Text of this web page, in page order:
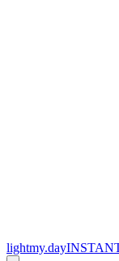
lightmy.day